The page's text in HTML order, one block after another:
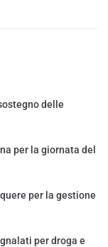
delle
per la giornata del
per la gestione
per droga e